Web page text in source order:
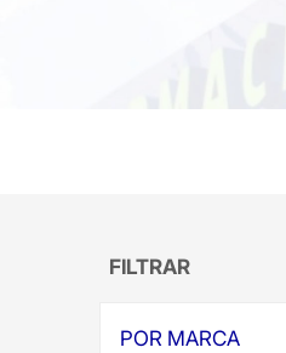
FILTRAR
POR MARCA